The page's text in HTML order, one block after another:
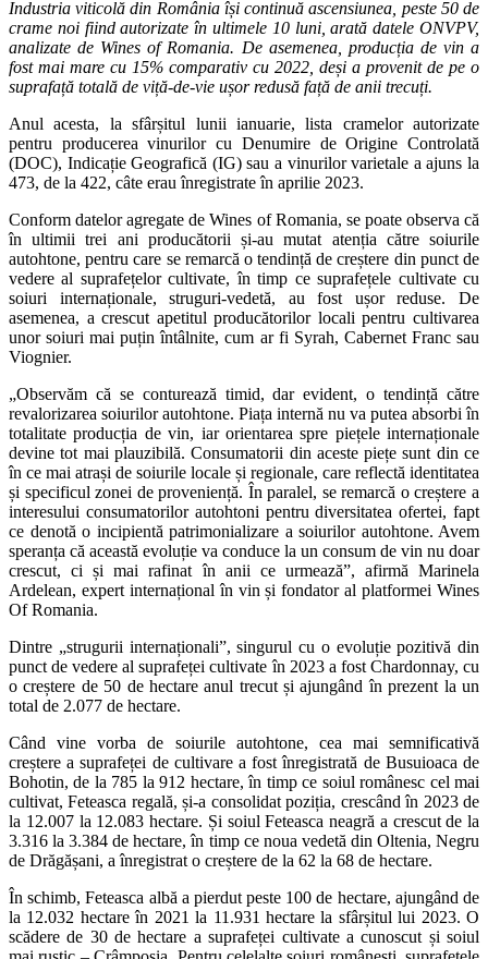
Industria viticolă din România își continuă ascensiunea, peste 50 de
crame noi fiind autorizate în ultimele 10 luni, arată datele ONVPV,
analizate de Wines of Romania. De asemenea, producția de vin a
fost mai mare cu 15% comparativ cu 2022, deși a provenit de pe o
suprafață totală de viță-de-vie ușor redusă față de anii trecuți.
Anul acesta, la sfârșitul lunii ianuarie, lista cramelor autorizate
pentru producerea vinurilor cu Denumire de Origine Controlată
(DOC), Indicație Geografică (IG) sau a vinurilor varietale a ajuns la
473, de la 422, câte erau înregistrate în aprilie 2023.
Conform datelor agregate de Wines of Romania, se poate observa că
în ultimii trei ani producătorii și-au mutat atenția către soiurile
autohtone, pentru care se remarcă o tendință de creștere din punct de
vedere al suprafețelor cultivate, în timp ce suprafețele cultivate cu
soiuri internaționale, struguri-vedetă, au fost ușor reduse. De
asemenea, a crescut apetitul producătorilor locali pentru cultivarea
unor soiuri mai puțin întâlnite, cum ar fi Syrah, Cabernet Franc sau
Viognier.
„Observăm că se conturează timid, dar evident, o tendință către
revalorizarea soiurilor autohtone. Piața internă nu va putea absorbi în
totalitate producția de vin, iar orientarea spre piețele internaționale
devine tot mai plauzibilă. Consumatorii din aceste piețe sunt din ce
în ce mai atrași de soiurile locale și regionale, care reflectă identitatea
și specificul zonei de proveniență. În paralel, se remarcă o creștere a
interesului consumatorilor autohtoni pentru diversitatea ofertei, fapt
ce denotă o incipientă patrimonializare a soiurilor autohtone. Avem
speranța că această evoluție va conduce la un consum de vin nu doar
crescut, ci și mai rafinat în anii ce urmează”, afirmă Marinela
Ardelean, expert internațional în vin și fondator al platformei Wines
Of Romania.
Dintre „strugurii internaționali”, singurul cu o evoluție pozitivă din
punct de vedere al suprafeței cultivate în 2023 a fost Chardonnay, cu
o creștere de 50 de hectare anul trecut și ajungând în prezent la un
total de 2.077 de hectare.
Când vine vorba de soiurile autohtone, cea mai semnificativă
creștere a suprafeței de cultivare a fost înregistrată de Busuioaca de
Bohotin, de la 785 la 912 hectare, în timp ce soiul românesc cel mai
cultivat, Feteasca regală, și-a consolidat poziția, crescând în 2023 de
la 12.007 la 12.083 hectare. Și soiul Feteasca neagră a crescut de la
3.316 la 3.384 de hectare, în timp ce noua vedetă din Oltenia, Negru
de Drăgășani, a înregistrat o creștere de la 62 la 68 de hectare.
În schimb, Feteasca albă a pierdut peste 100 de hectare, ajungând de
la 12.032 hectare în 2021 la 11.931 hectare la sfârșitul lui 2023. O
scădere de 30 de hectare a suprafeței cultivate a cunoscut și soiul